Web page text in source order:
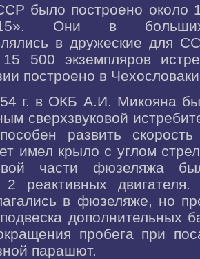
было построено около
15». Они в больших
в дружеские для
15 500 экземпляров
построено в
г. в ОКБ А.И. Микояна
сверхзвуковой
развить
имел крыло с углом
части фюзеляжа
2 реактивных двигателя.
в фюзеляже, но
дополнительных
пробега при
парашют.